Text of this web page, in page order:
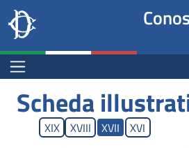
Salta al contenuto principale
Salta al menu di navigazione
Site
header
block
Camera dei deputati
Menu Bar block
Scheda
XIX XVIII XVII XVI
Fine pagina
Salta al contenuto principale
Salta al menu di navigazione
Vai a inizio pagina